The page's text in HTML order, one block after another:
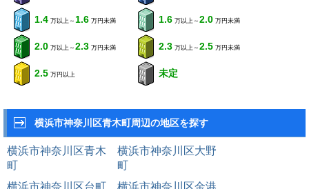
1.4 万以上～ 1.6 万円未満 1.6 万以上～ 2.0 万円未満
2.0 万以上～ 2.3 万円未満 2.3 万以上～ 2.5 万円未満
2.5 万円以上 未定
横浜市神奈川区青木町周辺の地区を探す
横浜市神奈川区青木
町
横浜市神奈川区大野
町
横浜市神奈川区台町
横浜市神奈川区金港